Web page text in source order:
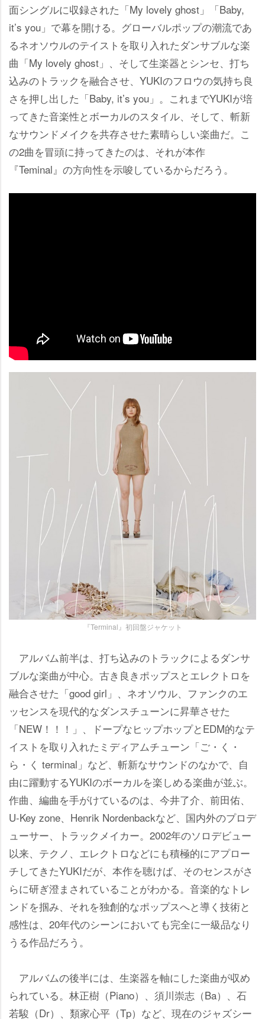
面シングルに収録された「My lovely ghost」「Baby,
it’s you」で幕を開ける。グローバルポップの潮流であ
るネオソウルのテイストを取り入れたダンサブルな楽
曲「My lovely ghost」、そして生楽器とシンセ、打ち
込みのトラックを融合させ、YUKIのフロウの気持ち良
さを押し出した「Baby, it’s you」。これまでYUKIが培
ってきた音楽性とボーカルのスタイル、そして、斬新
なサウンドメイクを共存させた素晴らしい楽曲だ。こ
の2曲を冒頭に持ってきたのは、それが本作
『Teminal』の方向性を示唆しているからだろう。
『Terminal』初回盤ジャケット
アルバム前半は、打ち込みのトラックによるダンサ
ブルな楽曲が中心。古き良きポップスとエレクトロを
融合させた「good girl」、ネオソウル、ファンクのエ
ッセンスを現代的なダンスチューンに昇華させた
「NEW！！！」、ドープなヒップホップとEDM的なテ
イストを取り入れたミディアムチューン「ご・く・
ら・く terminal」など、斬新なサウンドのなかで、自
由に躍動するYUKIのボーカルを楽しめる楽曲が並ぶ。
作曲、編曲を手がけているのは、今井了介、前田佑、
U-Key zone、Henrik Nordenbackなど、国内外のプロデ
ューサー、トラックメイカー。2002年のソロデビュー
以来、テクノ、エレクトロなどにも積極的にアプロー
チしてきたYUKIだが、本作を聴けば、そのセンスがさ
らに研ぎ澄まされていることがわかる。音楽的なトレ
ンドを掴み、それを独創的なポップスへと導く技術と
感性は、20年代のシーンにおいても完全に一級品なり
うる作品だろう。
アルバムの後半には、生楽器を軸にした楽曲が収め
られている。林正樹（Piano）、須川崇志（Ba）、石
若駿（Dr）、類家心平（Tp）など、現在のジャズシー